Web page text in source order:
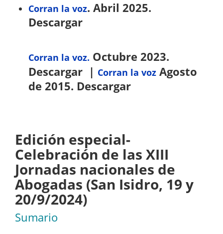
Corran la voz. Abril 2025.
Descargar
Corran la voz. Octubre 2023.
Descargar | Corran la voz Agosto
de 2015. Descargar
Edición especial-
Celebración de las XIII
Jornadas nacionales de
Abogadas (San Isidro, 19 y
20/9/2024)
Sumario